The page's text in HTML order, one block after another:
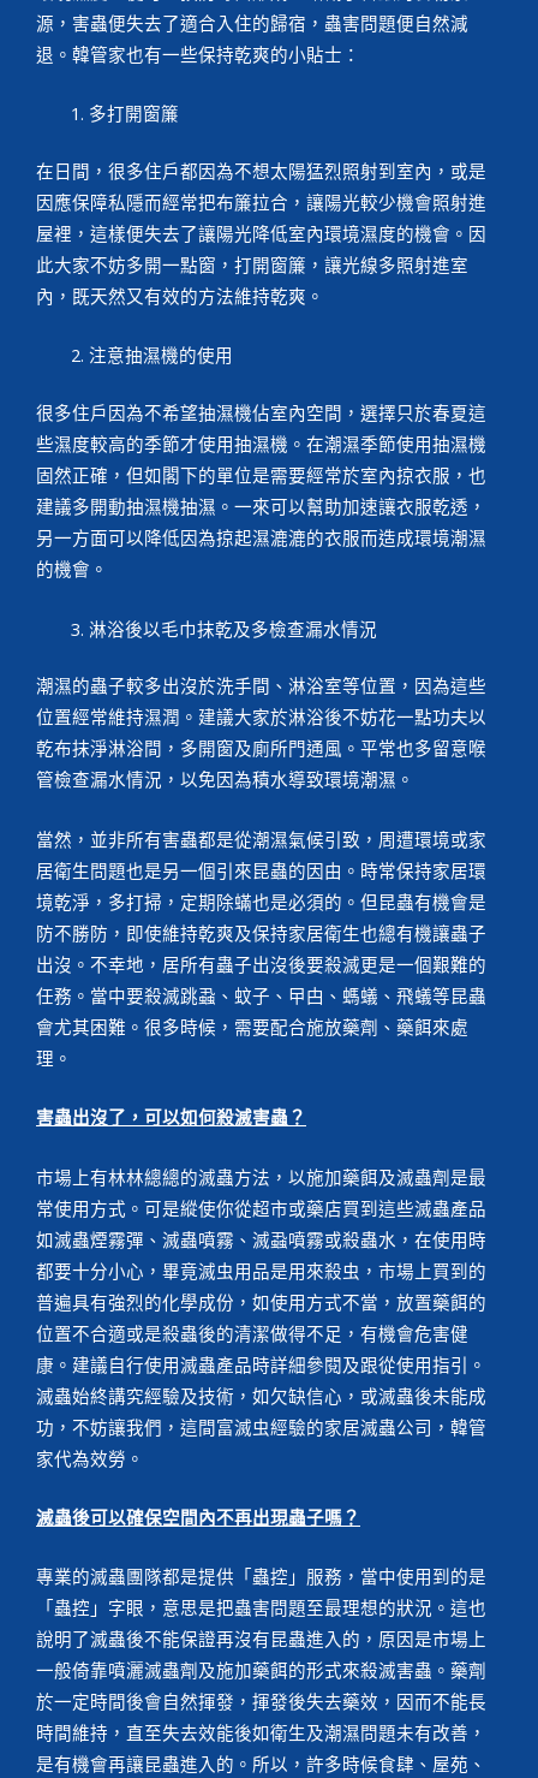
源，害蟲便失去了適合入住的歸宿，蟲害問題便自然減
退。韓管家也有一些保持乾爽的小貼士：
多打開窗簾
在日間，很多住戶都因為不想太陽猛烈照射到室內，或是
因應保障私隱而經常把布簾拉合，讓陽光較少機會照射進
屋裡，這樣便失去了讓陽光降低室內環境濕度的機會。因
此大家不妨多開一點窗，打開窗簾，讓光線多照射進室
內，既天然又有效的方法維持乾爽。
注意抽濕機的使用
很多住戶因為不希望抽濕機佔室內空間，選擇只於春夏這
些濕度較高的季節才使用抽濕機。在潮濕季節使用抽濕機
固然正確，但如閣下的單位是需要經常於室內掠衣服，也
建議多開動抽濕機抽濕。一來可以幫助加速讓衣服乾透，
另一方面可以降低因為掠起濕漉漉的衣服而造成環境潮濕
的機會。
淋浴後以毛巾抹乾及多檢查漏水情況
潮濕的蟲子較多出沒於洗手間、淋浴室等位置，因為這些
位置經常維持濕潤。建議大家於淋浴後不妨花一點功夫以
乾布抹淨淋浴間，多開窗及廁所門通風。平常也多留意喉
管檢查漏水情況，以免因為積水導致環境潮濕。
當然，並非所有害蟲都是從潮濕氣候引致，周遭環境或家
居衛生問題也是另一個引來昆蟲的因由。時常保持家居環
境乾淨，多打掃，定期除蟎也是必須的。但昆蟲有機會是
防不勝防，即使維持乾爽及保持家居衛生也總有機讓蟲子
出沒。不幸地，居所有蟲子出沒後要殺滅更是一個艱難的
任務。當中要殺滅跳蝨、蚊子、曱甴、螞蟻、飛蟻等昆蟲
會尤其困難。很多時候，需要配合施放藥劑、藥餌來處
理。
害蟲出沒了，可以如何殺滅害蟲？
市場上有林林總總的滅蟲方法，以施加藥餌及滅蟲劑是最
常使用方式。可是縱使你從超市或藥店買到這些滅蟲產品
如滅蟲煙霧彈、滅蟲噴霧、滅蝨噴霧或殺蟲水，在使用時
都要十分小心，畢竟滅虫用品是用來殺虫，市場上買到的
普遍具有強烈的化學成份，如使用方式不當，放置藥餌的
位置不合適或是殺蟲後的清潔做得不足，有機會危害健
康。建議自行使用滅蟲產品時詳細參閱及跟從使用指引。
滅蟲始終講究經驗及技術，如欠缺信心，或滅蟲後未能成
功，不妨讓我們，這間富滅虫經驗的家居滅蟲公司，韓管
家代為效勞。
滅蟲後可以確保空間內不再出現蟲子嗎？
專業的滅蟲團隊都是提供「蟲控」服務，當中使用到的是
「蟲控」字眼，意思是把蟲害問題至最理想的狀況。這也
說明了滅蟲後不能保證再沒有昆蟲進入的，原因是市場上
一般倚靠噴灑滅蟲劑及施加藥餌的形式來殺滅害蟲。藥劑
於一定時間後會自然揮發，揮發後失去藥效，因而不能長
時間維持，直至失去效能後如衛生及潮濕問題未有改善，
是有機會再讓昆蟲進入的。所以，許多時候食肆、屋苑、